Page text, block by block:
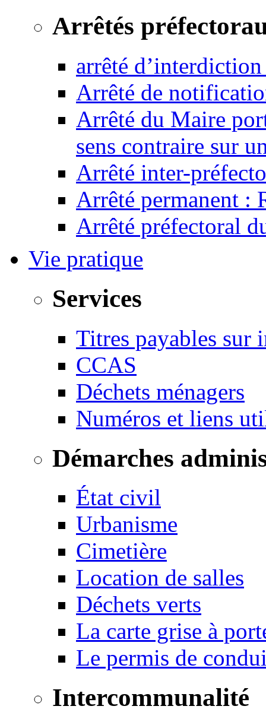
Arrêtés
arrêté
Arrêté de
Arrêté du Maire
sens contraire sur
Arrêté inter-
Arrêté permanent :
Arrêté préfectoral
Vie pratique
Services
Titres payables sur
CCAS
Déchets ménagers
Numéros et liens
Démarches
État civil
Urbanisme
Cimetière
Location de salles
Déchets verts
La carte grise à
Le permis de
Intercommunalité